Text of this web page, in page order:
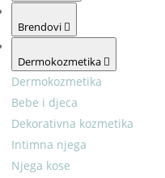
Brendovi
Dermokozmetika
Dermokozmetika
Bebe i djeca
Dekorativna kozmetika
Intimna njega
Njega kose